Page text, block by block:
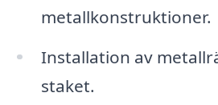
metallkonstruktioner.
Installation av
staket.